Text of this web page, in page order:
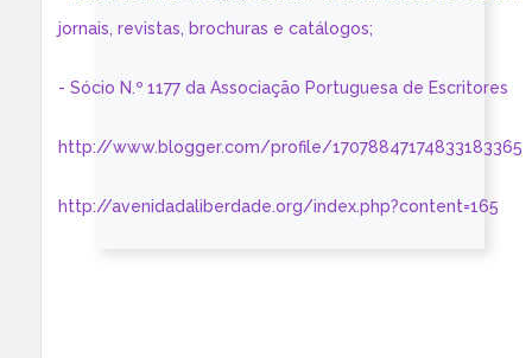
jornais, revistas, brochuras e catálogos;
- Sócio N.º 1177 da Associação Portuguesa de Escritores
http://www.blogger.com/profile/17078847174833183365
http://avenidadaliberdade.org/index.php?content=165